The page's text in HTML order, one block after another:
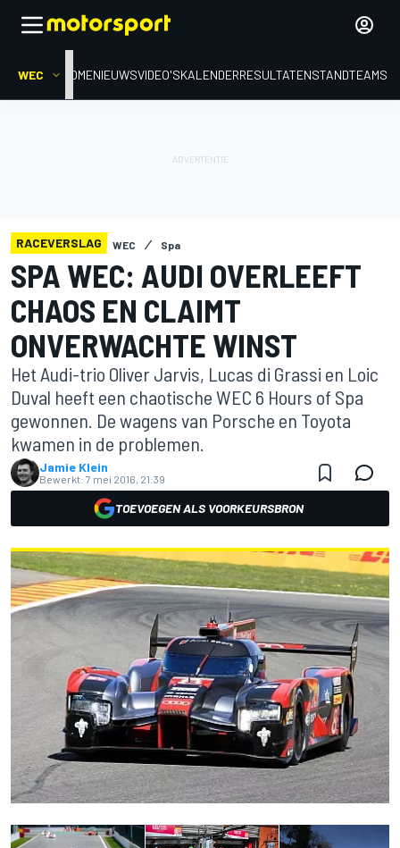
WEC HOMENIEUWSVIDEO'SKALENDERRESULTATENSTANDTEAMS
RACEVERSLAG WEC Spa
SPA WEC: AUDI OVERLEEFT
CHAOS EN CLAIMT
ONVERWACHTE WINST
Het Audi-trio Oliver Jarvis, Lucas di Grassi en Loic
Duval heeft een chaotische WEC 6 Hours of Spa
gewonnen. De wagens van Porsche en Toyota
kwamen in de problemen.
Jamie Klein
Bewerkt: 7 mei 2016, 21:39
TOEVOEGEN ALS VOORKEURSBRON